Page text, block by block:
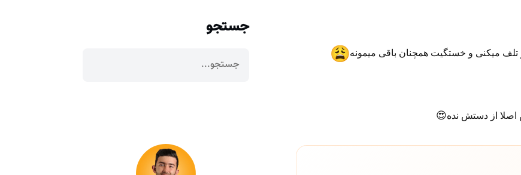
میکنی و خستگیت همچنان باقی میمونه
اصلا از دستش نده😍
جستجو